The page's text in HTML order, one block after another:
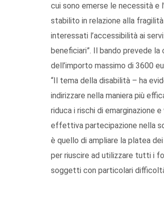
cui sono emerse le necessità e
stabilito in relazione alla
interessati l’accessibilità ai
beneficiari”. Il bando prevede
dell’importo massimo di 3600
“Il tema della disabilità – ha
indirizzare nella maniera più
riduca i rischi di emarginazione
effettiva partecipazione nella
è quello di ampliare la platea
per riuscire ad utilizzare tutti i
soggetti con particolari